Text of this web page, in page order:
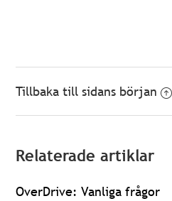
Tillbaka till sidans början
Relaterade artiklar
OverDrive: Vanliga frågor